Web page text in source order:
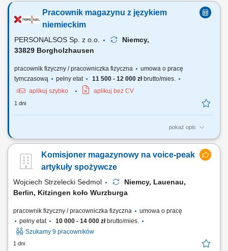
zamówień magazynowych; Kontrola jakości pakowanych produktów;
Utrzymywanie porządku i czystości na stanowisku pracy; Wykonywanie
Pracownik magazynu z językiem
niemieckim
PERSONALSOS Sp. z o.o.
Niemcy,
33829 Borgholzhausen
pracownik fizyczny / pracowniczka fizyczna
umowa o pracę
tymczasową
pełny etat 11 500 - 12 000 złbrutto/mies.
aplikuj szybko
aplikuj bez CV
1 dni
pokaż opis
Zadania: prace magazynowe (komisjonowanie, pakowanie,
załadunek i rozładunek samochodów ciężarowych; sporządzanie i
kontrola dokumentów wysyłkowych; montaż elementów wózków
Komisjoner magazynowy na voice-peak
artykuły spożywcze
Wojciech Strzelecki Sedmol
Niemcy, Lauenau,
Berlin, Kitzingen koło Wurzburga
pracownik fizyczny / pracowniczka fizyczna
umowa o pracę
pełny etat
10 000 - 14 000 złbrutto/mies.
Szukamy 9 pracowników
1 dni